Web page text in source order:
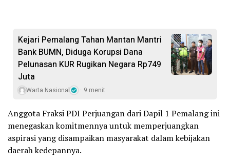
Kejari Pemalang Tahan Mantan Mantri
Bank BUMN, Diduga Korupsi Dana
Pelunasan KUR Rugikan Negara Rp749
Juta
Warta Nasional 9 menit
Anggota Fraksi PDI Perjuangan dari Dapil 1 Pemalang ini
menegaskan komitmennya untuk memperjuangkan
aspirasi yang disampaikan masyarakat dalam kebijakan
daerah kedepannya.